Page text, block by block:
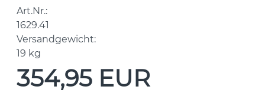
Art.Nr.:
1629.41
Versandgewicht:
19 kg
354,95 EUR